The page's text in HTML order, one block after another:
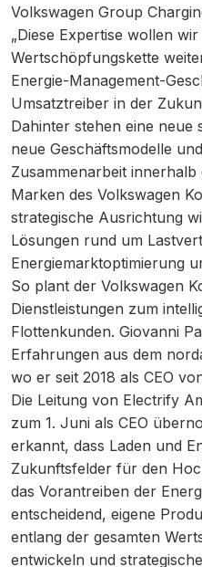
Volkswagen Group
„Diese Expertise wollen
Wertschöpfungskette
Energie-Management-
Umsatztreiber in der
Dahinter stehen eine neue
neue Geschäftsmodelle
Zusammenarbeit
Marken des Volkswagen
strategische Ausrichtung
Lösungen rund um
Energiemarktoptimierung
So plant der Volkswagen
Dienstleistungen zum
Flottenkunden. Giovanni
Erfahrungen aus dem
wo er seit 2018 als CEO
Die Leitung von Electrify
zum 1. Juni als CEO
erkannt, dass Laden und
Zukunftsfelder für den
das Vorantreiben der
entscheidend, eigene
entlang der gesamten
entwickeln und